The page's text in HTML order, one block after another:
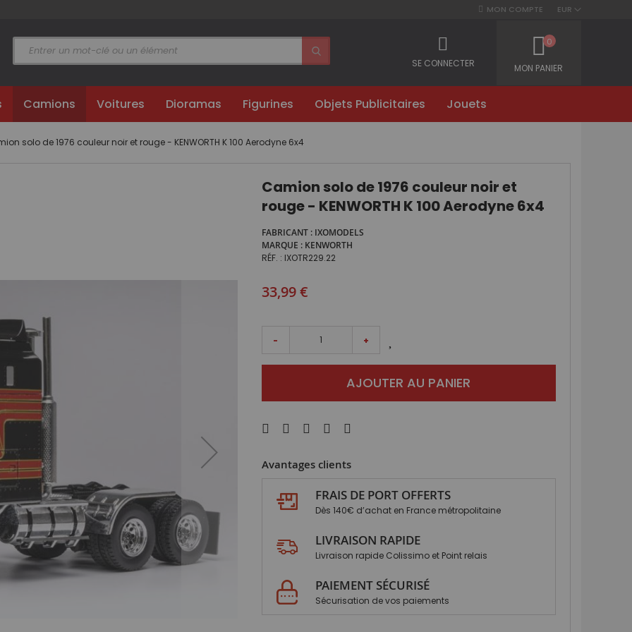
EUR
MON COMPTE
MON PANIER
0
SE CONNECTER
Camions Voitures Dioramas Figurines Objets Publicitaires Jouets
solo de 1976 couleur noir et rouge - KENWORTH K 100 Aerodyne 6x4
Camion solo de 1976 couleur noir et
rouge - KENWORTH K 100 Aerodyne 6x4
FABRICANT
IXOMODELS
MARQUE
KENWORTH
RÉF.
IXOTR229.22
33,99 €
- +
AJOUTER AU PANIER
Avantages clients
FRAIS DE PORT OFFERTS
Dès 140€ d’achat en France métropolitaine
LIVRAISON RAPIDE
Livraison rapide Colissimo et Point relais
PAIEMENT SÉCURISÉ
Sécurisation de vos paiements